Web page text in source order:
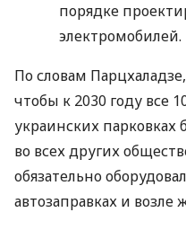
порядке
электромобилей.
По словам
чтобы к 2030 году все
украинских парковках
во всех других
обязательно
автозаправках и